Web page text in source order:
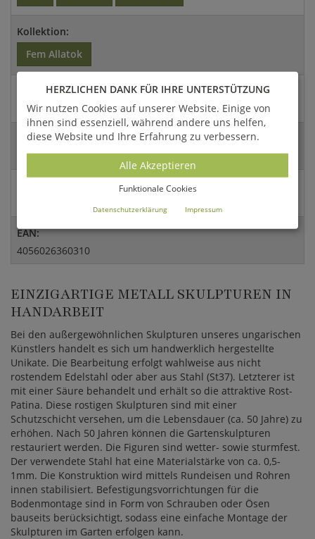
Kollektion:
Fem Allatok
Artikel- / Versandgewicht:
74 Kg / 96,2 Kg
Abmessungen:
260x283x85cm (HxBxT)
EAN:
4056026360310
EINZIGARTIGE METALL SKULPTUREN IN
HANDARBEIT
Bei den außergewöhnlichen Skulpturen unseres ungarischen
Künstlers handelt es sich um handwerklich hergestellte
Unikate. Die Bearbeitung erfolgt wahlweise aus nicht
rostendem Edelstahl oder aber aus Stahl (St37). Letzterer ist
mit einer Säure behandelt und erhält so die attraktive Rost-
Patina. Diese rostigen Skulpturen sind mit einer
Schutzschicht versehen, um die Lebensdauer (ca. 50 Jahre) zu
erhöhen. Nach 50 Jahren können die Gartenskulpturen
restauriert werden. Die Figuren sind wetter- sowie sturmfest.
Der verwendete Stahl hat eine Materialstärke von ca. 0,5-
1mm. Die Konstruktion wird mittels Rundeisen und Rohren
innen stabilisiert. Befestigungsvorrichtungen für die
Bodenmontage sind in Form von Schrauben oder Ösen
bauseits berücksichtigt, sodass eine einfache Montage der
Skulpturen im Garten erfolgen kann.
HERZLICHEN DANK FÜR IHRE UNTERSTÜTZUNG
Wir nutzen Cookies auf unserer Website. Einige von
ihnen sind essenziell, während andere uns helfen,
diese Website und Ihre Erfahrung zu verbessern.
Alle Akzeptieren
Funktionale Cookies
Datenschutzerklärung Impressum